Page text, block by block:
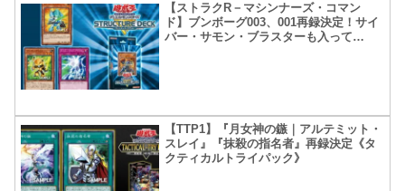
【ストラクR－マシンナーズ・コマン
ド】ブンボーグ003、001再録決定！サイ
バー・サモン・ブラスターも入って
【TTP1】『月女神の鏃｜アルテミット・
スレイ』『抹殺の指名者』再録決定《タ
クティカルトライパック》